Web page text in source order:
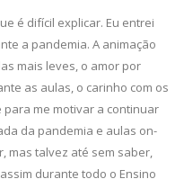
é difícil explicar. Eu entrei
a pandemia. A animação
mais leves, o amor por
as aulas, o carinho com os
me motivar a continuar
da pandemia e aulas on-
mas talvez até sem saber,
durante todo o Ensino